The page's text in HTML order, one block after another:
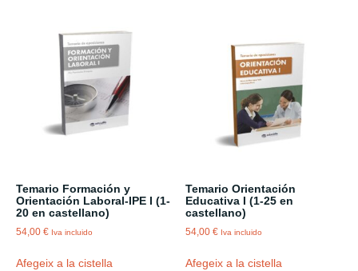
Temario Formación y
Orientación Laboral-IPE I (1-
20 en castellano)
54,00 € Iva incluido
Afegeix a la cistella
Temario Orientación
Educativa I (1-25 en
castellano)
54,00€ Iva incluido
Afegeix a la cistella